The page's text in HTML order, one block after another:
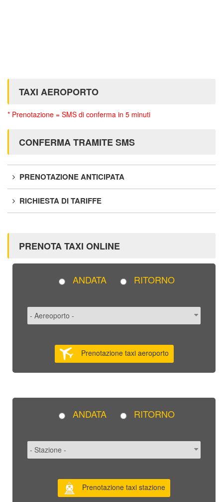
TAXI AEROPORTO
* Prenotazione = SMS di conferma in 5 minuti
CONFERMA TRAMITE SMS
PRENOTAZIONE ANTICIPATA
RICHIESTA DI TARIFFE
PRENOTA TAXI ONLINE
ANDATA RITORNO
Prenotazione taxi aeroporto
ANDATA RITORNO
Prenotazione taxi stazione